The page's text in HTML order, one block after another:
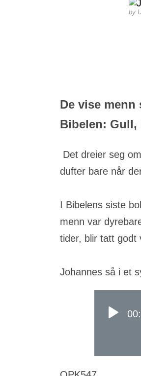
De vise
Bibelen: Gull,
Det dreier seg
dufter bare når
I Bibelens siste
menn var
tider, blir tatt godt
Johannes så i et